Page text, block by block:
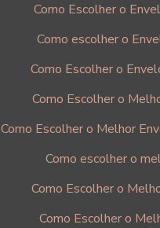
Como Escolher o
Como escolher o
Como Escolher o
Como Escolher o
Como Escolher o Melhor
Como escolher o
Como Escolher o
Como Escolher o